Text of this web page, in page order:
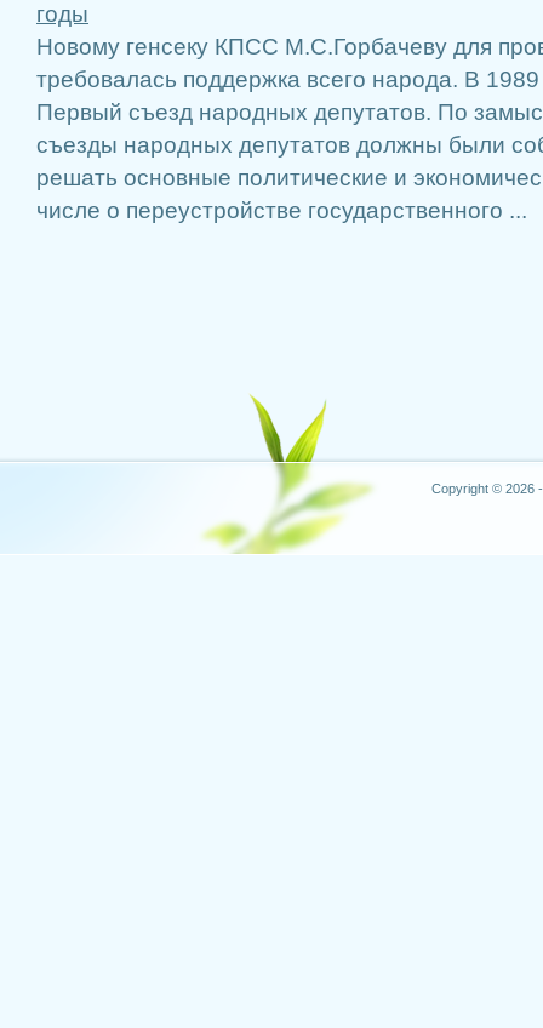
годы
Новому генсеку КПСС М.С.Горбачеву для
требовалась поддержка всего народа. В 1989
Первый съезд народных депутатов. По
съезды народных депутатов должны были
решать основные политические и
числе о переустройстве государственного ...
Copyright © 2026